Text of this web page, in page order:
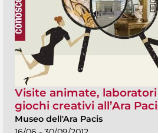
Visite animate,
giochi creativi all’Ara
Museo dell'Ara Pacis